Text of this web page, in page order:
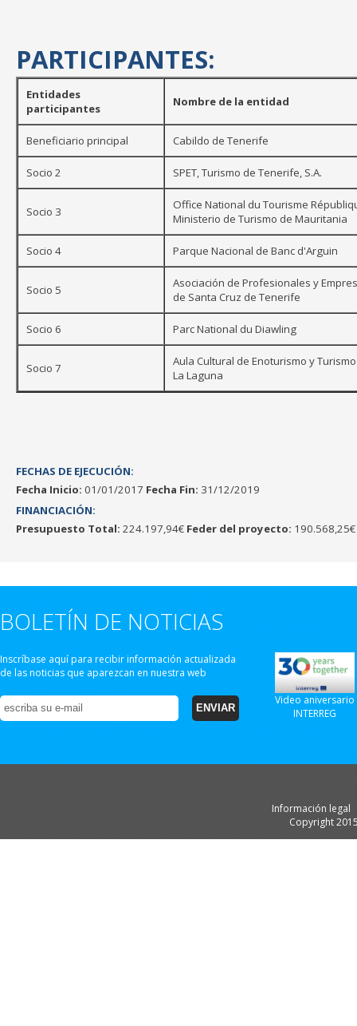
PARTICIPANTES:
Entidades
participantes
Nombre de la entidad
Beneficiario principal Cabildo de Tenerife
Socio 2 SPET, Turismo de Tenerife, S.A.
Socio 3
Office National du Tourisme
Ministerio de Turismo de Mauritania
Socio 4 Parque Nacional de Banc d'Arguin
Socio 5
Asociación de Profesionales y
de Santa Cruz de Tenerife
Socio 6 Parc National du Diawling
Socio 7
Aula Cultural de Enoturismo y
La Laguna
FECHAS DE EJECUCIÓN:
Fecha Inicio: 01/01/2017 Fecha Fin: 31/12/2019
FINANCIACIÓN:
Presupuesto Total: 224.197,94€ Feder del proyecto: 190.568,25€
BOLETÍN DE NOTICIAS
Inscríbase aquí para recibir información actualizada
de las noticias que aparezcan en nuestra web
Video aniversario
INTERREG
Información legal
Copyright